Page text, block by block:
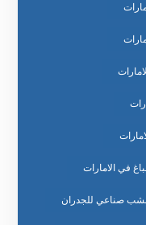
في الامارات
صناعي للجدران